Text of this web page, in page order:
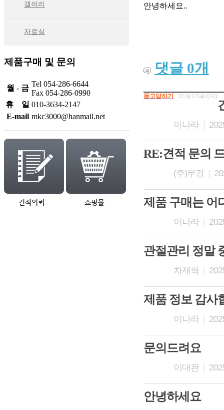
갤러리
자료실
제품구매 및 문의
월 - 금 Tel 054-286-6644
Fax 054-286-0990
휴 일 010-3634-2147
E-mail mkc3000@hanmail.net
안녕하세요..
댓글 0개
몯고답하기 32개(1/2페이지)
이나라 |
RE:견적 문의
(주)무경 |
제품 구매는 어
이나라 |
관절관리 정말
차재혁 |
제품 정보 감사
이나라 |
문의드려요
이대완 |
안녕하세요